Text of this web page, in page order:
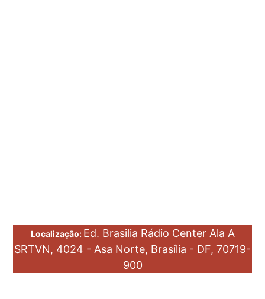
Localização: Ed. Brasilia Rádio Center Ala A
SRTVN, 4024 - Asa Norte, Brasília - DF, 70719-
900